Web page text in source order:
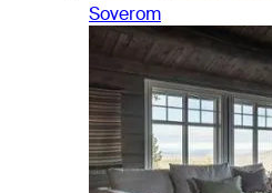
Soverom